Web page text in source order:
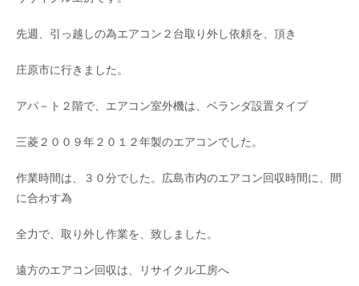
先週、引っ越しの為エアコン２台取り外し依頼を、頂き
庄原市に行きました。
アパ－ト２階で、エアコン室外機は、ベランダ設置タイプ
三菱２００９年２０１２年製のエアコンでした。
作業時間は、３０分でした。広島市内のエアコン回収時間に、間
に合わす為
全力で、取り外し作業を、致しました。
遠方のエアコン回収は、リサイクル工房へ